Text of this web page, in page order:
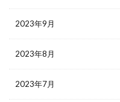
2023年9月
2023年8月
2023年7月